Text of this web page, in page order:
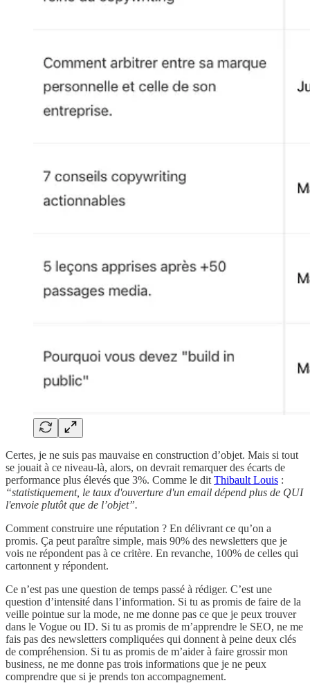
Certes, je ne suis pas mauvaise en construction d’objet. Mais si tout
se jouait à ce niveau-là, alors, on devrait remarquer des écarts de
performance plus élevés que 3%. Comme le dit Thibault Louis :
“statistiquement, le taux d'ouverture d'un email dépend plus de QUI
l'envoie plutôt que de l’objet”.
Comment construire une réputation ? En délivrant ce qu’on a
promis. Ça peut paraître simple, mais 90% des newsletters que je
vois ne répondent pas à ce critère. En revanche, 100% de celles qui
cartonnent y répondent.
Ce n’est pas une question de temps passé à rédiger. C’est une
question d’intensité dans l’information. Si tu as promis de faire de la
veille pointue sur la mode, ne me donne pas ce que je peux trouver
dans le Vogue ou ID. Si tu as promis de m’apprendre le SEO, ne me
fais pas des newsletters compliquées qui donnent à peine deux clés
de compréhension. Si tu as promis de m’aider à faire grossir mon
business, ne me donne pas trois informations que je ne peux
comprendre que si je prends ton accompagnement.